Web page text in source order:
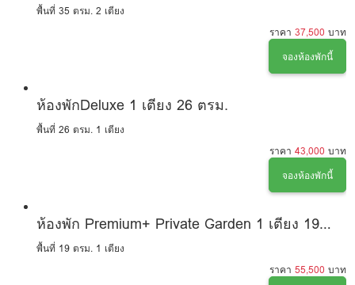
พื้นที่ 35 ตรม. 2 เตียง
ราคา 37,500 บาท
จองห้องพักนี้
ห้องพักDeluxe 1 เตียง 26 ตรม.
พื้นที่ 26 ตรม. 1 เตียง
ราคา 43,000 บาท
จองห้องพักนี้
ห้องพัก Premium+ Private Garden 1 เตียง 19
ตรม
พื้นที่ 19 ตรม. 1 เตียง
ราคา 55,500 บาท